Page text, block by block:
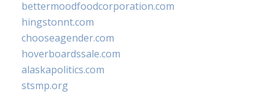
bettermoodfoodcorporation.com
hingstonnt.com
chooseagender.com
hoverboardssale.com
alaskapolitics.com
stsmp.org